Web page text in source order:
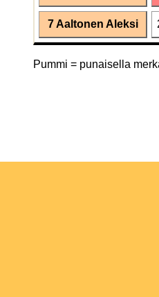
7 Aaltonen Aleksi
Pummi = punaisella